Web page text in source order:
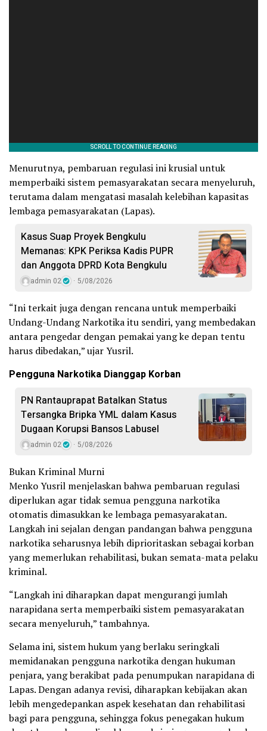
Menurutnya, pembaruan regulasi ini krusial untuk
memperbaiki sistem pemasyarakatan secara menyeluruh,
terutama dalam mengatasi masalah kelebihan kapasitas
lembaga pemasyarakatan (Lapas).
Kasus Suap Proyek Bengkulu
Memanas: KPK Periksa Kadis PUPR
dan Anggota DPRD Kota Bengkulu
admin 02 5/08/2026
“Ini terkait juga dengan rencana untuk memperbaiki
Undang-Undang Narkotika itu sendiri, yang membedakan
antara pengedar dengan pemakai yang ke depan tentu
harus dibedakan,” ujar Yusril.
Pengguna Narkotika Dianggap Korban
PN Rantauprapat Batalkan Status
Tersangka Bripka YML dalam Kasus
Dugaan Korupsi Bansos Labusel
admin 02 5/08/2026
Bukan Kriminal Murni
Menko Yusril menjelaskan bahwa pembaruan regulasi
diperlukan agar tidak semua pengguna narkotika
otomatis dimasukkan ke lembaga pemasyarakatan.
Langkah ini sejalan dengan pandangan bahwa pengguna
narkotika seharusnya lebih diprioritaskan sebagai korban
yang memerlukan rehabilitasi, bukan semata-mata pelaku
kriminal.
“Langkah ini diharapkan dapat mengurangi jumlah
narapidana serta memperbaiki sistem pemasyarakatan
secara menyeluruh,” tambahnya.
Selama ini, sistem hukum yang berlaku seringkali
memidanakan pengguna narkotika dengan hukuman
penjara, yang berakibat pada penumpukan narapidana di
Lapas. Dengan adanya revisi, diharapkan kebijakan akan
lebih mengedepankan aspek kesehatan dan rehabilitasi
bagi para pengguna, sehingga fokus penegakan hukum